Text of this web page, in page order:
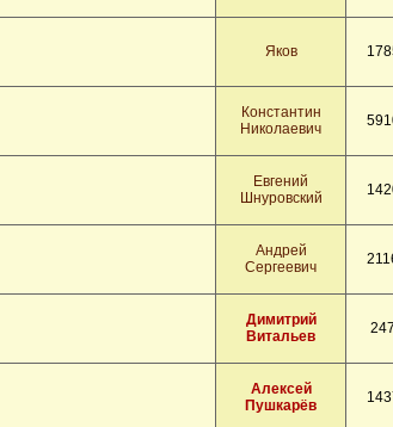
Яков
Константин
Николаевич
Евгений
Шнуровский
Андрей
Сергеевич
Димитрий
Витальев
247
Алексей
Пушкарёв